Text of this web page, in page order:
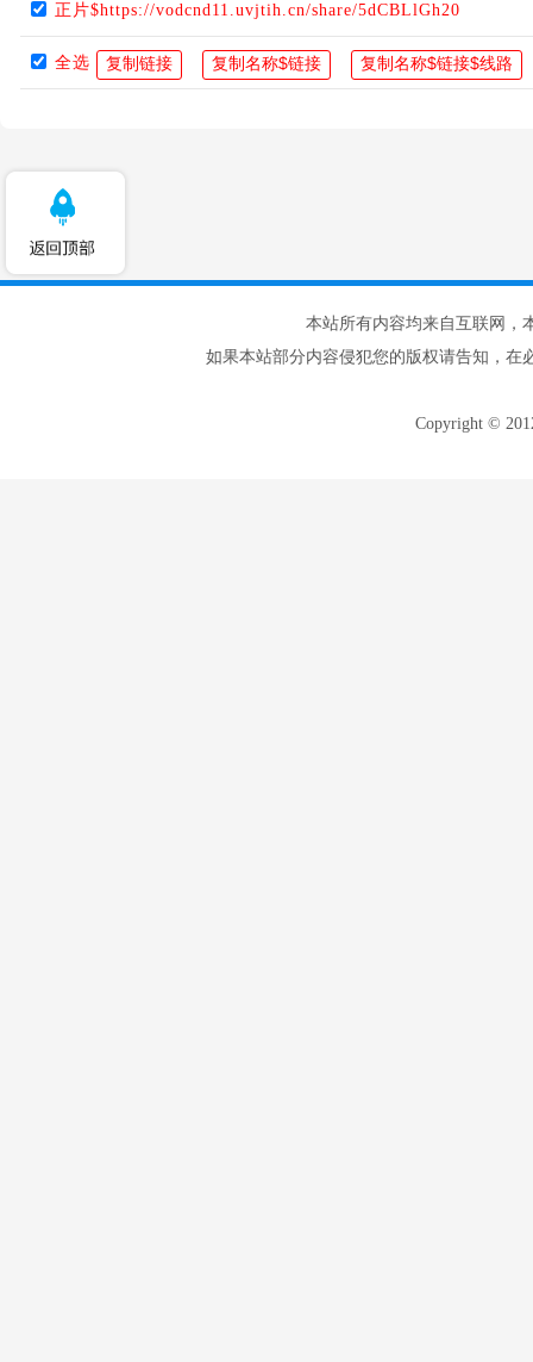
正片$https://vodcnd11.uvjtih.cn/share/5dCBLlGh20
全选
本站所有内容均来自互联网，
如果本站部分内容侵犯您的版权请告知，在
Copyright ©